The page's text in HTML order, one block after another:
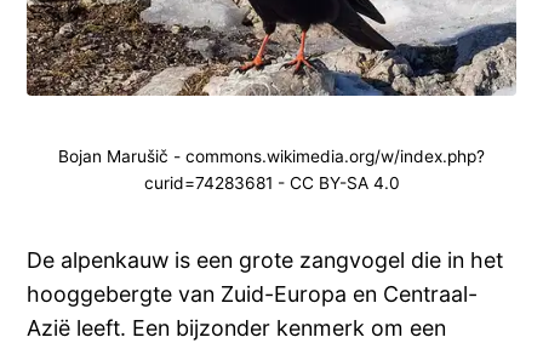
Bojan Marušič - commons.wikimedia.org/w/index.php?
curid=74283681 - CC BY-SA 4.0
De alpenkauw is een grote zangvogel die in het
hooggebergte van Zuid-Europa en Centraal-
Azië leeft. Een bijzonder kenmerk om een